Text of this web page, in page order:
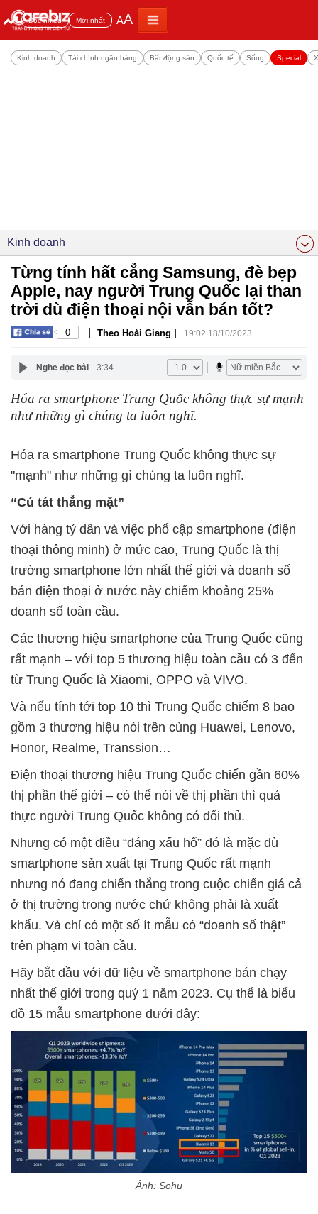
Đọc nhiều Mới nhất AA
Kinh doanh Tài chính ngân hàng Bất động sản Quốc tế Sống Special
Kinh doanh
Từng tính hất cẳng Samsung, đè bẹp
Apple, nay người Trung Quốc lại than
trời dù điện thoại nội vẫn bán tốt?
0 | Theo Hoài Giang | 19:02 18/10/2023
Nghe đọc bài 3:34
Hóa ra smartphone Trung Quốc không thực sự mạnh
như những gì chúng ta luôn nghĩ.
Hóa ra smartphone Trung Quốc không thực sự
"mạnh" như những gì chúng ta luôn nghĩ.
“Cú tát thẳng mặt”
Với hàng tỷ dân và việc phổ cập smartphone (điện
thoại thông minh) ở mức cao, Trung Quốc là thị
trường smartphone lớn nhất thế giới và doanh số
bán điện thoại ở nước này chiếm khoảng 25%
doanh số toàn cầu.
Các thương hiệu smartphone của Trung Quốc cũng
rất mạnh – với top 5 thương hiệu toàn cầu có 3 đến
từ Trung Quốc là Xiaomi, OPPO và VIVO.
Và nếu tính tới top 10 thì Trung Quốc chiếm 8 bao
gồm 3 thương hiệu nói trên cùng Huawei, Lenovo,
Honor, Realme, Transsion…
Điện thoại thương hiệu Trung Quốc chiến gần 60%
thị phần thế giới – có thể nói về thị phần thì quả
thực người Trung Quốc không có đối thủ.
Nhưng có một điều “đáng xấu hổ” đó là mặc dù
smartphone sản xuất tại Trung Quốc rất mạnh
nhưng nó đang chiến thắng trong cuộc chiến giá cả
ở thị trường trong nước chứ không phải là xuất
khẩu. Và chỉ có một số ít mẫu có “doanh số thật”
trên phạm vi toàn cầu.
Hãy bắt đầu với dữ liệu về smartphone bán chạy
nhất thế giới trong quý 1 năm 2023. Cụ thể là biểu
đồ 15 mẫu smartphone dưới đây:
Ảnh: Sohu